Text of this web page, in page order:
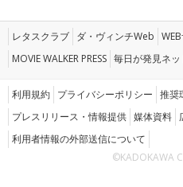
レタスクラブ ダ・ヴィンチWeb
MOVIE WALKER PRESS 毎日が発見ネッ
利用規約 プライバシーポリシー 推奨
プレスリリース・情報提供 媒体資料
利用者情報の外部送信について
©KADOKAWA